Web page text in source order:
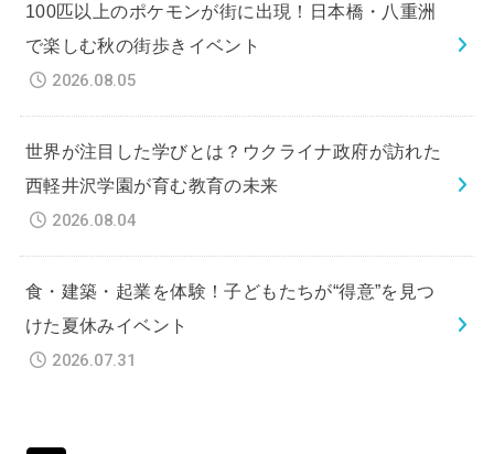
100匹以上のポケモンが街に出現！日本橋・八重洲
で楽しむ秋の街歩きイベント
2026.08.05
世界が注目した学びとは？ウクライナ政府が訪れた
西軽井沢学園が育む教育の未来
2026.08.04
食・建築・起業を体験！子どもたちが“得意”を見つ
けた夏休みイベント
2026.07.31